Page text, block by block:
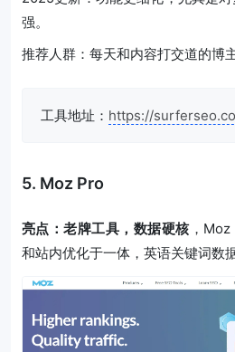
强。
推荐人群：每天和内容打交道的博
工具地址： https://
5. Moz Pro
亮点：老牌工具，数据硬核，Moz
和站内优化于一体，英语关键词数